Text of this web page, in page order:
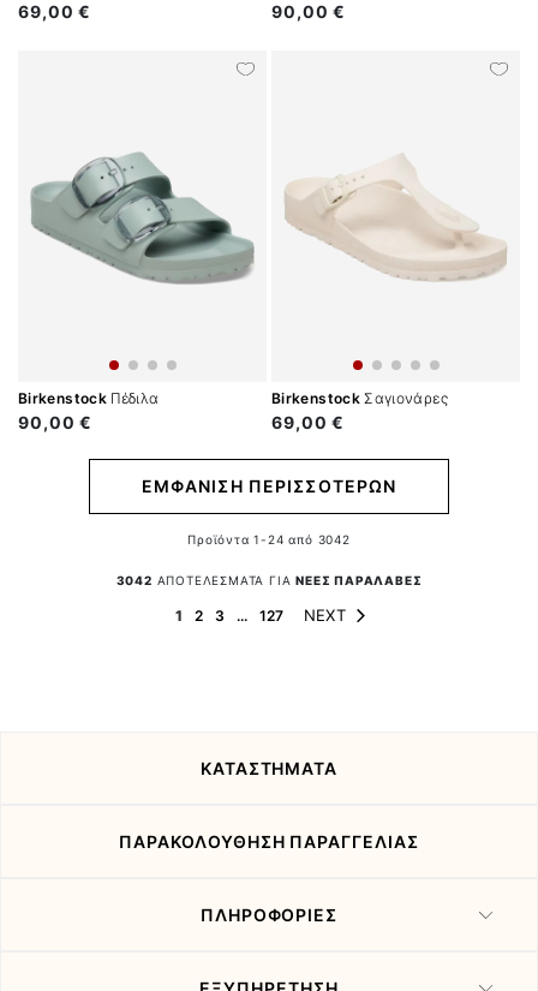
69,00 € 90,00 €
BirkenstockΠέδιλα
90,00 €
BirkenstockΣαγιονάρες
69,00 €
ΕΜΦΑΝΙΣΗ ΠΕΡΙΣΣΟΤΕΡΩΝ
Προϊόντα1-24 από 3042
3042 ΑΠΟΤΕΛΕΣΜΑΤΑ ΓΙΑΝΕΕΣ ΠΑΡΑΛΑΒΕΣ
You're currently reading page
1 Page
2 Page
3 ... Page
127 Page
NEXT
ΚΑΤΑΣΤΗΜΑΤΑ
ΠΑΡΑΚΟΛΟΥΘΗΣΗ ΠΑΡΑΓΓΕΛΙΑΣ
ΠΛΗΡΟΦΟΡΙΕΣ